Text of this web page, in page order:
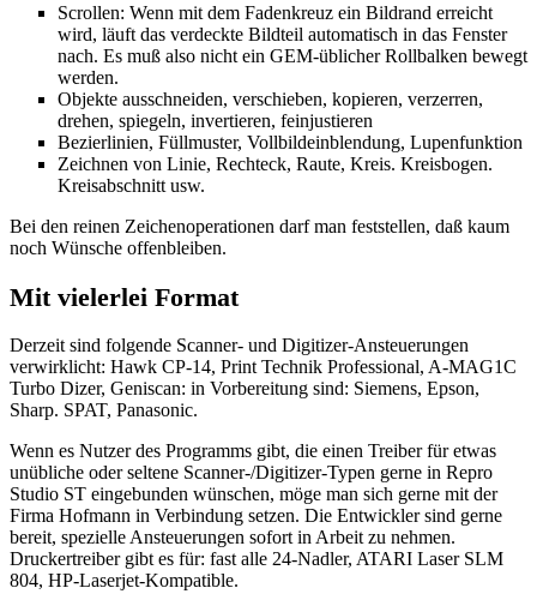
Scrollen: Wenn mit dem Fadenkreuz ein Bildrand erreicht
wird, läuft das verdeckte Bildteil automatisch in das Fenster
nach. Es muß also nicht ein GEM-üblicher Rollbalken bewegt
werden.
Objekte ausschneiden, verschieben, kopieren, verzerren,
drehen, spiegeln, invertieren, feinjustieren
Bezierlinien, Füllmuster, Vollbildeinblendung, Lupenfunktion
Zeichnen von Linie, Rechteck, Raute, Kreis. Kreisbogen.
Kreisabschnitt usw.
Bei den reinen Zeichenoperationen darf man feststellen, daß kaum
noch Wünsche offenbleiben.
Mit vielerlei Format
Derzeit sind folgende Scanner- und Digitizer-Ansteuerungen
verwirklicht: Hawk CP-14, Print Technik Professional, A-MAG1C
Turbo Dizer, Geniscan: in Vorbereitung sind: Siemens, Epson,
Sharp. SPAT, Panasonic.
Wenn es Nutzer des Programms gibt, die einen Treiber für etwas
unübliche oder seltene Scanner-/Digitizer-Typen gerne in Repro
Studio ST eingebunden wünschen, möge man sich gerne mit der
Firma Hofmann in Verbindung setzen. Die Entwickler sind gerne
bereit, spezielle Ansteuerungen sofort in Arbeit zu nehmen.
Druckertreiber gibt es für: fast alle 24-Nadler, ATARI Laser SLM
804, HP-Laserjet-Kompatible.